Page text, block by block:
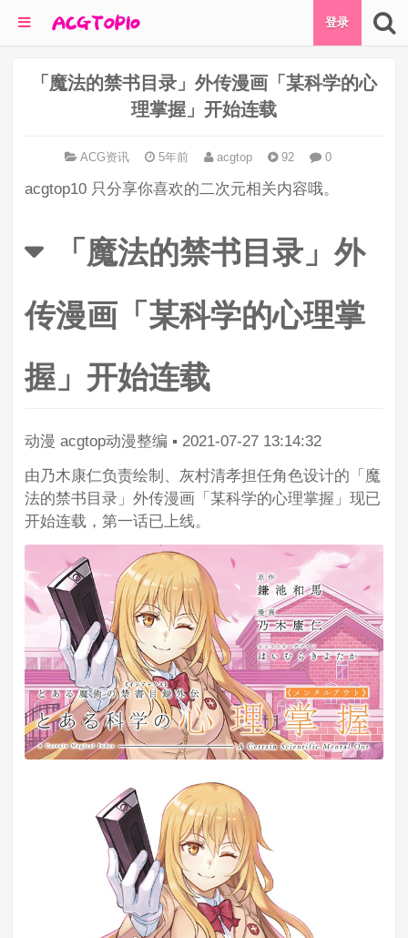
登录
「魔法的禁书目录」外传漫画「某科学的心
理掌握」开始连载
ACG资讯 5年前 acgtop 92 0
acgtop10 只分享你喜欢的二次元相关内容哦。
「魔法的禁书目录」外
传漫画「某科学的心理掌
握」开始连载
动漫 acgtop动漫整编 ▪ 2021-07-27 13:14:32
由乃木康仁负责绘制、灰村清孝担任角色设计的「魔
法的禁书目录」外传漫画「某科学的心理掌握」现已
开始连载，第一话已上线。